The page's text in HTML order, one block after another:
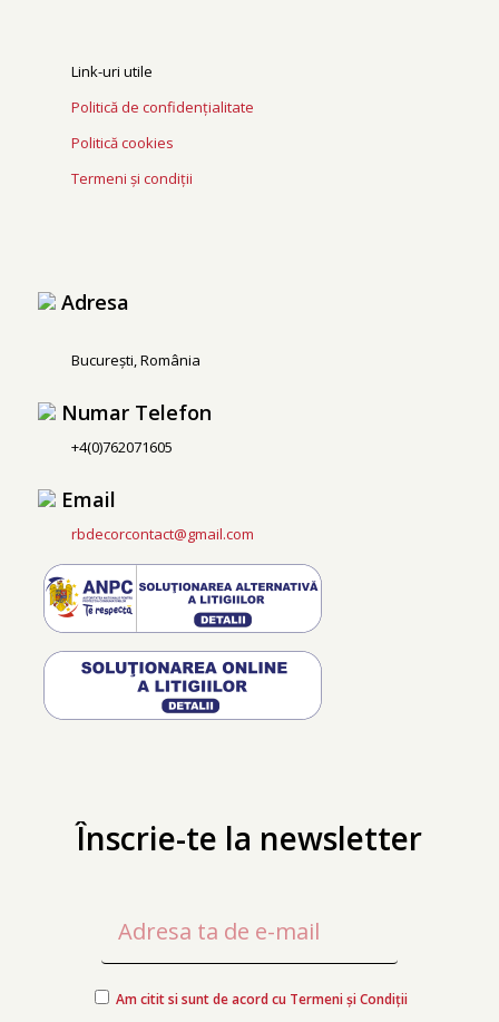
Link-uri utile
Politică de confidențialitate
Politică cookies
Termeni și condiții
Adresa
București, România
Numar Telefon
+4(0)762071605
Email
rbdecorcontact@gmail.com
Înscrie-te la newsletter
Am citit si sunt de acord cu Termeni și Condiții